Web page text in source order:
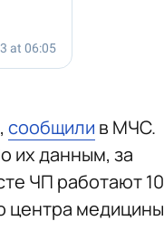
, сообщили в МЧС.
их данным, за
ЧП работают 10
центра медицины